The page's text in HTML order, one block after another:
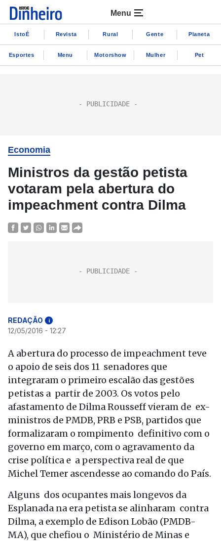
Menu
IstoÉ Revista Rural Gente Planeta
Esportes Menu Motorshow Mulher Pet
Economia
Ministros da gestão petista
votaram pela abertura do
impeachment contra Dilma
REDAÇÃO i
12/05/2016 - 12:27
A abertura do processo de impeachment teve
o apoio de seis dos 11 senadores que
integraram o primeiro escalão das gestões
petistas a partir de 2003. Os votos pelo
afastamento de Dilma Rousseff vieram de ex-
ministros de PMDB, PRB e PSB, partidos que
formalizaram o rompimento definitivo com o
governo em março, com o agravamento da
crise política e a perspectiva real de que
Michel Temer ascendesse ao comando do País.
Alguns dos ocupantes mais longevos da
Esplanada na era petista se alinharam contra
Dilma, a exemplo de Edison Lobão (PMDB-
MA), que chefiou o Ministério de Minas e